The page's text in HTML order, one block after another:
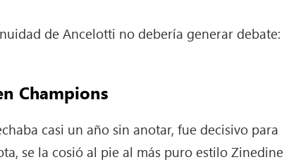
de Ancelotti no debería generar debate:
Champions
casi un año sin anotar, fue decisivo para
se la cosió al pie al más puro estilo Zinedine